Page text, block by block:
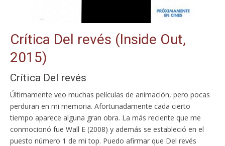
Crítica Del revés (Inside Out,
2015)
Crítica Del revés
Últimamente veo muchas películas de animación, pero pocas
perduran en mi memoria. Afortunadamente cada cierto
tiempo aparece alguna gran obra. La más reciente que me
conmocionó fue Wall E (2008) y además se estableció en el
puesto número 1 de mi top. Puedo afirmar que Del revés